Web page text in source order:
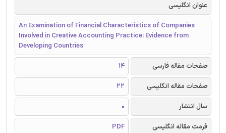
عنوان انگلیسی
An Examination of Financial Characteristics of Companies
Involved in Creative Accounting Practice: Evidence from
Developing Countries
صفحات مقاله فارسی
14
صفحات مقاله انگلیسی
22
سال انتشار
0
فرمت مقاله انگلیسی
PDF